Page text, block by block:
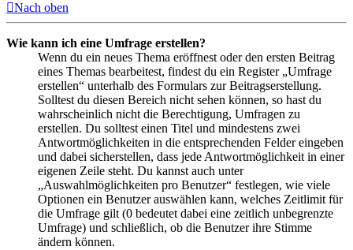
Nach oben
Wie kann ich eine Umfrage erstellen?
Wenn du ein neues Thema eröffnest oder den ersten Beitrag
eines Themas bearbeitest, findest du ein Register „Umfrage
erstellen“ unterhalb des Formulars zur Beitragserstellung.
Solltest du diesen Bereich nicht sehen können, so hast du
wahrscheinlich nicht die Berechtigung, Umfragen zu
erstellen. Du solltest einen Titel und mindestens zwei
Antwortmöglichkeiten in die entsprechenden Felder eingeben
und dabei sicherstellen, dass jede Antwortmöglichkeit in einer
eigenen Zeile steht. Du kannst auch unter
„Auswahlmöglichkeiten pro Benutzer“ festlegen, wie viele
Optionen ein Benutzer auswählen kann, welches Zeitlimit für
die Umfrage gilt (0 bedeutet dabei eine zeitlich unbegrenzte
Umfrage) und schließlich, ob die Benutzer ihre Stimme
ändern können.